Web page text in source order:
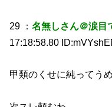
29 ：名無しさん＠涙目
17:18:58.80
甲類のくせに純ってう